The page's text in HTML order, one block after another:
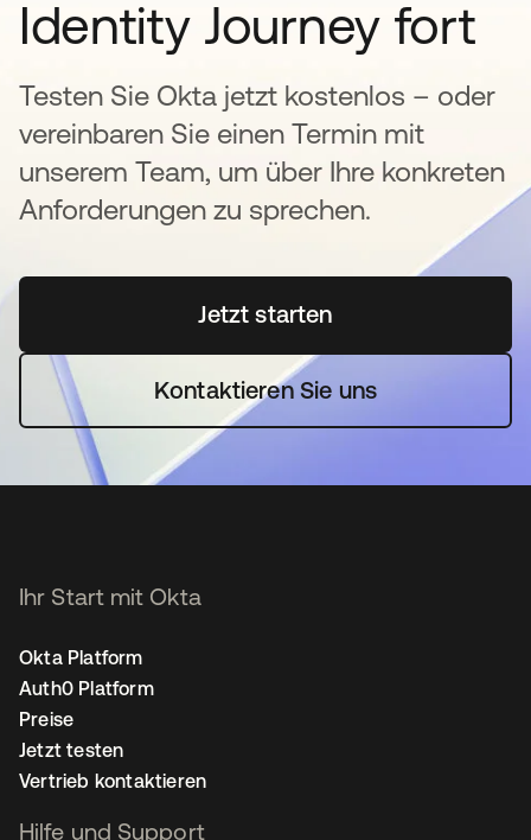
Identity Journey fort
Testen Sie Okta jetzt kostenlos – oder
vereinbaren Sie einen Termin mit
unserem Team, um über Ihre konkreten
Anforderungen zu sprechen.
Jetzt startenwird in einer neuen
Kontaktieren Sie uns
Ihr Start mit Okta
Okta Platform
Auth0 Platform
Preise
Jetzt testen
Vertrieb kontaktieren
Hilfe und Support